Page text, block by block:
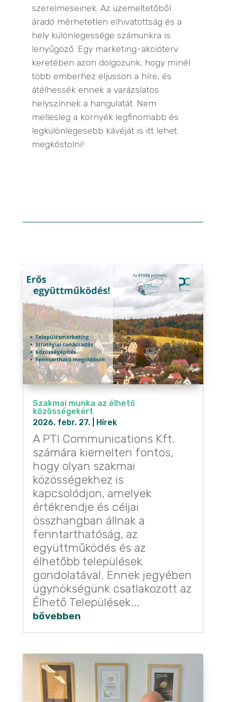
szerelmeseinek. Az üzemeltetőből
áradó mérhetetlen elhivatottság és a
hely különlegessége számunkra is
lenyűgöző. Egy marketing-akcióterv
keretében azon dolgozunk, hogy minél
több emberhez eljusson a híre, és
átélhessék ennek a varázslatos
helyszínnek a hangulatát. Nem
mellesleg a környék legfinomabb és
legkülönlegesebb kávéját is itt lehet
megkóstolni!
Szakmai munka az élhető
közösségekért
2026. febr. 27.| Hírek
A PTI Communications Kft.
számára kiemelten fontos,
hogy olyan szakmai
közösségekhez is
kapcsolódjon, amelyek
értékrendje és céljai
összhangban állnak a
fenntarthatóság, az
együttműködés és az
élhetőbb települések
gondolatával. Ennek jegyében
ügynökségünk csatlakozott az
Élhető Települések...
bővebben